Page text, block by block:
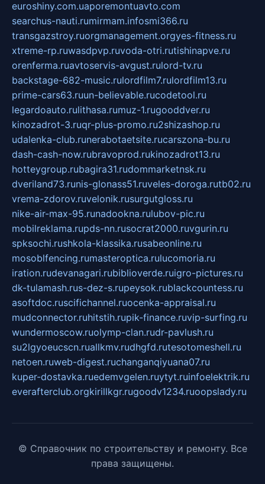
euroshiny.com.uaporemontuavto.com
searchus-nauti.rumirmam.infosmi366.ru
transgazstroy.ruorgmanagement.orgyes-fitness.ru
xtreme-rp.ruwasdpvp.ruvoda-otri.rutishinapve.ru
orenferma.ruavtoservis-avgust.rulord-tv.ru
backstage-682-music.rulordfilm7.rulordfilm13.ru
prime-cars63.ruun-believable.rucodetool.ru
legardoauto.rulithasa.rumuz-1.rugooddver.ru
kinozadrot-3.ruqr-plus-promo.ru2shizashop.ru
udalenka-club.runerabotaetsite.rucarszona-bu.ru
dash-cash-now.rubravoprod.rukinozadrot13.ru
hotteygroup.rubagira31.rudommarketnsk.ru
dveriland73.runis-glonass51.ruveles-doroga.rutb02.ru
vrema-zdorov.ruvelonik.rusurgutgloss.ru
nike-air-max-95.runadookna.rulubov-pic.ru
mobilreklama.rupds-nn.rusocrat2000.ruvgurin.ru
spksochi.rushkola-klassika.rusabeonline.ru
mosoblfencing.rumasteroptica.rulucomoria.ru
iration.rudevanagari.rubiblioverde.ruigro-pictures.ru
dk-tulamash.rus-dez-s.rupeysok.rublackcountess.ru
asoftdoc.ruscifichannel.ruocenka-appraisal.ru
mudconnector.ruhitstih.rupik-finance.ruvip-surfing.ru
wundermoscow.ruolymp-clan.rudr-pavlush.ru
su2lgyoeucscn.ruallkmv.rudhgfd.rutesotomeshell.ru
netoen.ruweb-digest.ruchanganqiyuana07.ru
kuper-dostavka.ruedemvgelen.ruytyt.ruinfoelektrik.ru
everafterclub.orgkirillkgr.rugoodv1234.ruoopslady.ru
© Справочник по строительству и ремонту. Все
права защищены.